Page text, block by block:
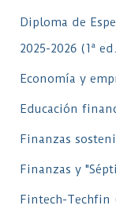
Diploma de
2025-2026 (1ª
Economía y
Educación
Finanzas
Finanzas y
Fintech-Techfin